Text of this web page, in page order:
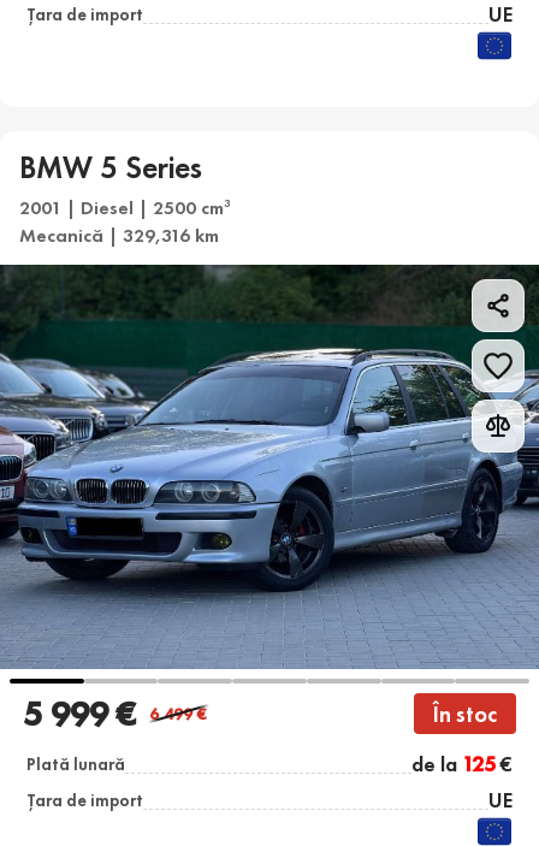
Țara de import UE
BMW 5 Series
2001 | Diesel | 2500 cm3
Mecanică | 329,316 km
5 999 € 6 499€ În stoc
Plată lunară de la 125€
Țara de import UE